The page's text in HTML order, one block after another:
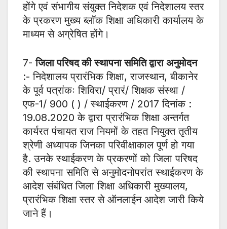
होंगे एवं संभागीय संयुक्त निदेशक एवं निदेशालय स्तर
के प्रकरण मुख्य ब्लॉक शिक्षा अधिकारी कार्यालय के
माध्यम से अग्रेषित होंगे।
7-जिला परिषद की स्थापना समिति द्वारा अनुमोदन
:- निदेशालय प्रारंभिक शिक्षा, राजस्थान, बीकानेर
के पूर्व पत्रांकः शिविरा/ प्रारं/ शिक्षक संस्था /
एफ-1/ 900 ( ) / स्थाईकरण / 2017 दिनांक :
19.08.2020 के द्वारा प्रारंभिक शिक्षा अन्तर्गत
कार्यरत पंचायत राज नियमों के तहत नियुक्त तृतीय
श्रेणी अध्यापक जिनका परिवीक्षाकाल पूर्ण हो गया
है. उनके स्थाईकरण के प्रकरणों को जिला परिषद
की स्थापना समिति से अनुमोदनोपरांत स्थाईकरण के
आदेश संबंधित जिला शिक्षा अधिकारी मुख्यालय,
प्रारंभिक शिक्षा स्तर से ऑनलाईन आदेश जारी किये
जाने हैं।